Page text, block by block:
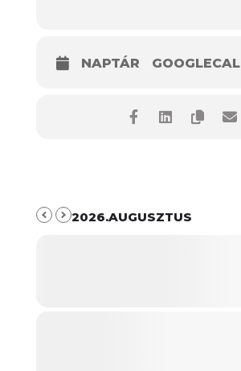
NAPTÁR GOOGLECAL
2026.AUGUSZTUS